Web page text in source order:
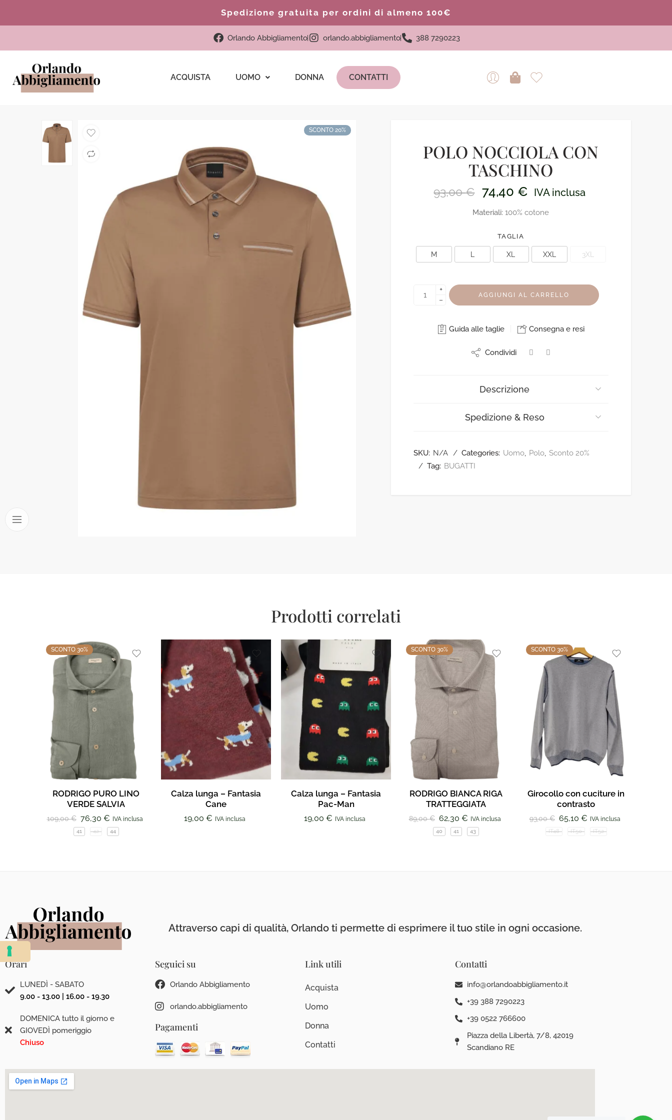
Spedizione gratuita per ordini di almeno 100€
Orlando Abbigliamento orlando.abbigliamento 388 7290223
ACQUISTA UOMO DONNA CONTATTI
SCONTO 20%
POLO NOCCIOLA CON
TASCHINO
93,00€ 74,40 € IVA inclusa
Materiali: 100% cotone
TAGLIA
M XL XXL 3XL
+
−
AGGIUNGI AL CARRELLO
Guida alle taglie Consegna e resi
Condividi
Descrizione
Spedizione & Reso
SKU: N/A Categories: Uomo Polo Sconto 20%
Tag: BUGATTI
Prodotti correlati
SCONTO 30%
RODRIGO PURO LINO
VERDE SALVIA
109,00€ 76,30 € IVA inclusa
41 42 44
Calza lunga – Fantasia
Cane
19,00 € IVA inclusa
Calza lunga – Fantasia
Pac-Man
19,00 € IVA inclusa
SCONTO 30%
RODRIGO BIANCA RIGA
TRATTEGGIATA
89,00€ 62,30 € IVA inclusa
40 41 43
SCONTO 30%
Girocollo con cuciture in
contrasto
93,00€ 65,10 € IVA inclusa
IT48 IT50 IT52
Attraverso capi di qualità, Orlando ti permette di esprimere il tuo stile in ogni occasione.
Orari
LUNEDÌ - SABATO
9.00 - 13.00 | 16.00 - 19.30
DOMENICA tutto il giorno e
GIOVEDÌ pomeriggio
Chiuso
Seguici su
Orlando Abbigliamento
orlando.abbigliamento
Pagamenti
Link utili
Acquista
Uomo
Donna
Contatti
Contatti
info@orlandoabbigliamento.it
+39 388 7290223
+39 0522 766600
Piazza della Libertà, 7/8, 42019
Scandiano RE